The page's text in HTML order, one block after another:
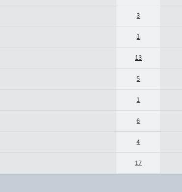
3
1
13
5
1
6
4
17